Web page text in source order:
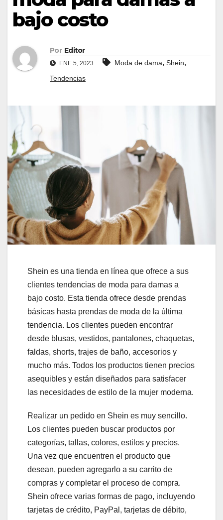
bajo costo
Por Editor
ENE 5, 2023 Moda de dama, Shein,
Tendencias
Shein es una tienda en línea que ofrece a sus
clientes tendencias de moda para damas a
bajo costo. Esta tienda ofrece desde prendas
básicas hasta prendas de moda de la última
tendencia. Los clientes pueden encontrar
desde blusas, vestidos, pantalones, chaquetas,
faldas, shorts, trajes de baño, accesorios y
mucho más. Todos los productos tienen precios
asequibles y están diseñados para satisfacer
las necesidades de estilo de la mujer moderna.
Realizar un pedido en Shein es muy sencillo.
Los clientes pueden buscar productos por
categorías, tallas, colores, estilos y precios.
Una vez que encuentren el producto que
desean, pueden agregarlo a su carrito de
compras y completar el proceso de compra.
Shein ofrece varias formas de pago, incluyendo
tarjetas de crédito, PayPal, tarjetas de débito,